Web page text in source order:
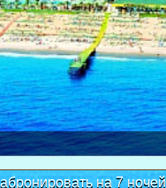
на 7 ночей